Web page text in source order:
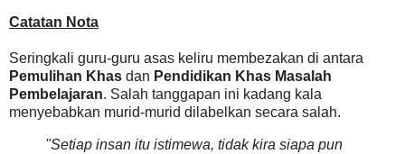
Catatan Nota
Seringkali guru-guru asas keliru membezakan di antara
Pemulihan Khas dan Pendidikan Khas Masalah
Pembelajaran. Salah tanggapan ini kadang kala
menyebabkan murid-murid dilabelkan secara salah.
"Setiap insan itu istimewa, tidak kira siapa pun